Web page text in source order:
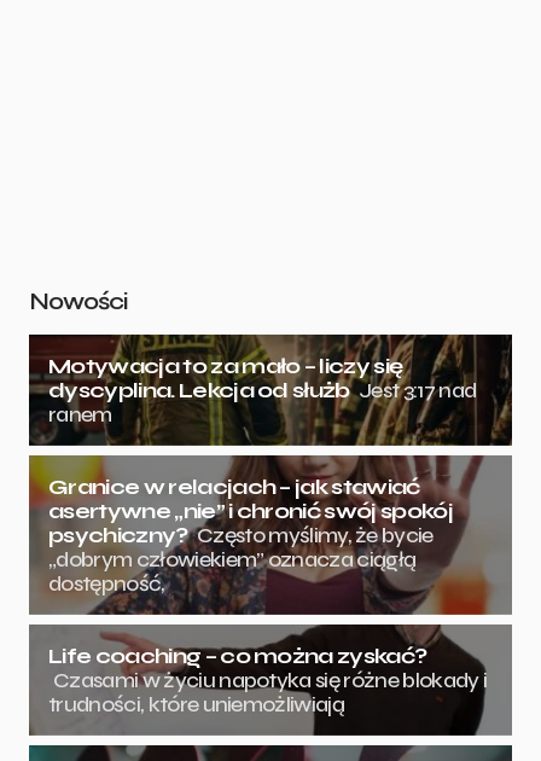
Nowości
Motywacja to za mało – liczy się
dyscyplina. Lekcja od służb Jest 3:17 nad
ranem
Granice w relacjach – jak stawiać
asertywne „nie” i chronić swój spokój
psychiczny? Często myślimy, że bycie
„dobrym człowiekiem” oznacza ciągłą
dostępność,
Life coaching – co można zyskać?
Czasami w życiu napotyka się różne blokady i
trudności, które uniemożliwiają